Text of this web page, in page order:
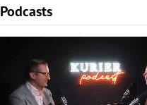
Podcasts
Slide 1 von 6